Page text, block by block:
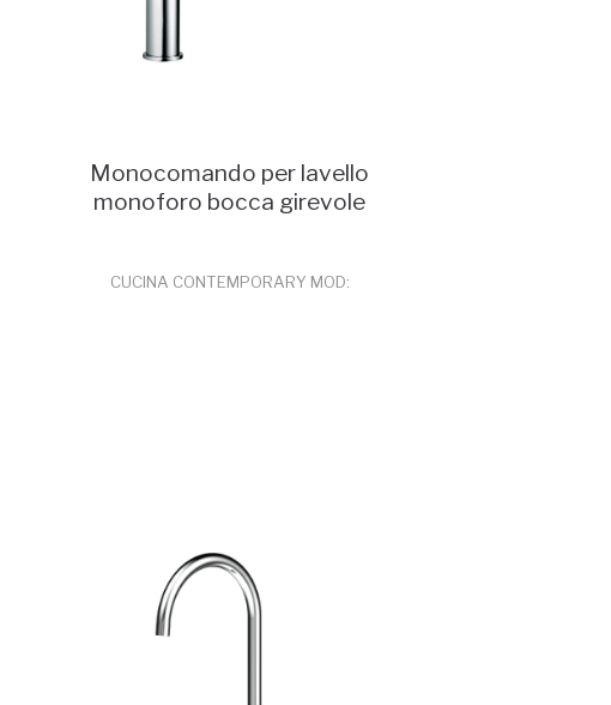
Monocomando per lavello
monoforo bocca girevole
CUCINA CONTEMPORARY MOD: